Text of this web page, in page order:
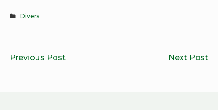
Divers
Navigation
Previous Post Next Post